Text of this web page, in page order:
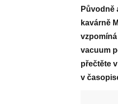
Původně
kavárně
vacuum
přečtěte
v